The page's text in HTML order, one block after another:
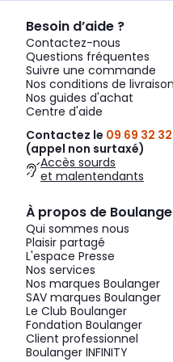
Besoin d’aide ?
Contactez-nous
Questions fréquentes
Suivre une commande
Nos conditions de livraison
Nos guides d'achat
Centre d'aide
Contactez le 09 69 32
(appel non surtaxé)
Accès sourds
et malentendants
À propos de
Qui sommes nous
Plaisir partagé
L'espace Presse
Nos services
Nos marques Boulanger
SAV marques Boulanger
Le Club Boulanger
Fondation Boulanger
Client professionnel
Boulanger INFINITY